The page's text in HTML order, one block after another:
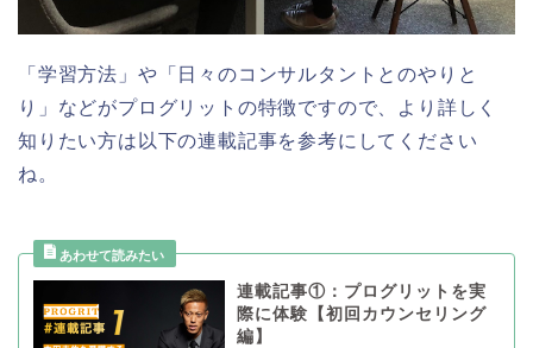
「学習方法」や「日々のコンサルタントとのやりと
り」などがプログリットの特徴ですので、より詳しく
知りたい方は以下の連載記事を参考にしてください
ね。
連載記事①：プログリットを実
際に体験【初回カウンセリング
編】